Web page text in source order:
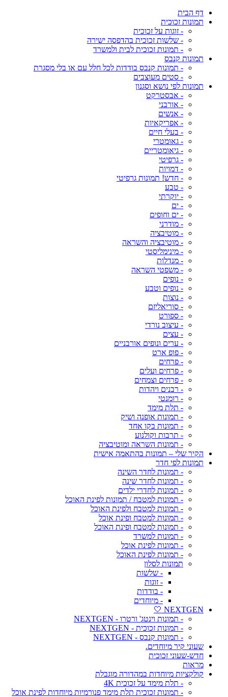
דף הבית
תמונות זכוכית
- זוגות על זכוכית
- שלשות זכוכית בהדפסה ישירה
- תמונות זכוכית לבית ולמשרד
תמונות קנבס
- תמונות קנבס בודדות לכל חלל עם או בלי מסגרת
- סטים מעוצבים
תמונות לפי נושא וסגנון
- אבסטרקט
- אורבני
- אנשים
- אפריקאיות
- בעלי חיים
- גאומטרי
- גיאומטריים
- גרפיטי
- דמויות
- חדש! תמונות גרפיטי
- טבע
- יוקרתי
- ים
- ים וחופים
- מודרני
- מוטיבציה
- מוטיבציה והשראה
- מינימליסטי
- מנדלות
- משפטי השראה
- נופים
- נופים וטבע
- נוצות
- סוריאליזם
- ספורט
- עיצוב נורדי
- עצים
- ערים ונופים אורבניים
- פופ ארט
- פרחים
- פרחים ועלים
- פרחים וצמחים
- רבנים ויהדות
- רומנטי
- תלת מימד
- תמונות אופנה ושיק
- תמונות בקו אחד
- תרבות וקולנוע
- תמונות השראה ומוטיבציה
הקיר שלי – תמונות בהתאמה אישית
תמונות לפי חדר
- תמונות לחדר השינה
- תמונות לחדר שינה
- תמונות לחדרי ילדים
- תמונות למטבח / תמונות לפינת האוכל
- תמונות למטבח ולפינת האוכל
- תמונות למטבח ופינת אוכל
- תמונות למטבח ופינת האוכל
- תמונות למשרד
- תמונות לפינת אוכל
- תמונות לפינת האוכל
תמונות לסלון
- שלשות
- זוגות
- בודדות
- מיוחדים
NEXTGEN 🤍
- תמונות וינטג' ורטרו - NEXTGEN
- תמונות זכוכית - NEXTGEN
- תמונות קנבס - NEXTGEN
שעוני קיר מיוחדים.
חדש-שעוני זכוכית
מראות
קולקציות מיוחדות במהדורה מוגבלת
- תלת מימד על זכוכית 4K
- תמונות זכוכית תלת מימד פנורמיות מיוחדות לפינת אוכל